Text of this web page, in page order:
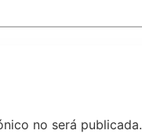
no será publicada.